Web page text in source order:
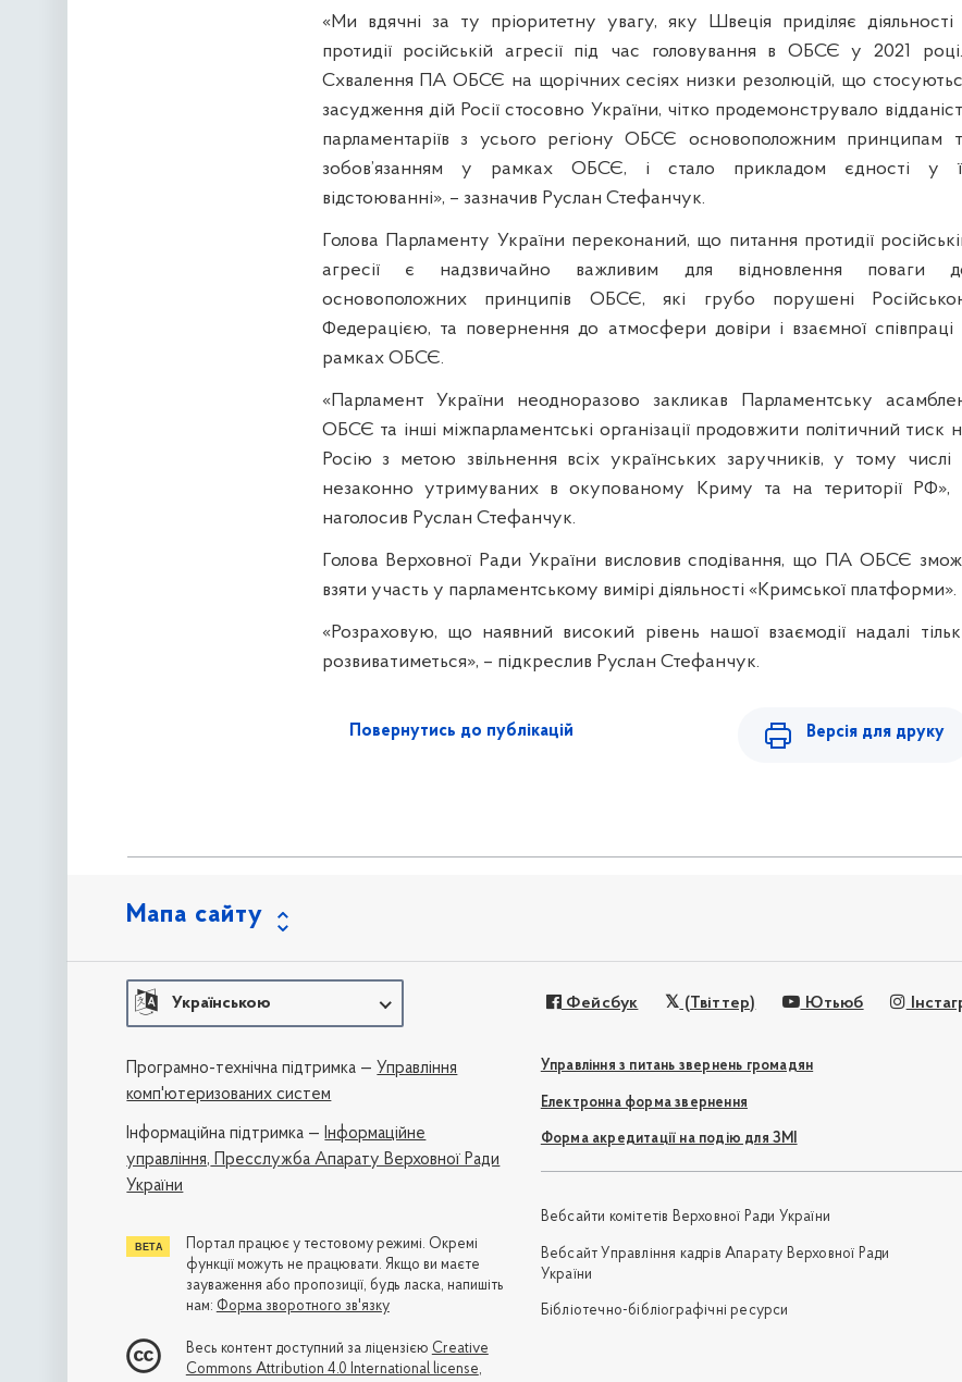
«Ми вдячні за ту пріоритетну увагу, яку Швеція приділяє діяльності
протидії російській агресії під час головування в ОБСЄ у 2021
Схвалення ПА ОБСЄ на щорічних сесіях низки резолюцій, що
засудження дій Росії стосовно України, чітко продемонструвало
парламентаріїв з усього регіону ОБСЄ основоположним принципам
зобов’язанням у рамках ОБСЄ, і стало прикладом єдності у
відстоюванні», – зазначив Руслан Стефанчук.
Голова Парламенту України переконаний, що питання протидії
агресії є надзвичайно важливим для відновлення поваги
основоположних принципів ОБСЄ, які грубо порушені
Федерацією, та повернення до атмосфери довіри і взаємної співпраці
рамках ОБСЄ.
«Парламент України неодноразово закликав Парламентську
ОБСЄ та інші міжпарламентські організації продовжити політичний тиск
Росію з метою звільнення всіх українських заручників, у тому числі
незаконно утримуваних в окупованому Криму та на території РФ»,
наголосив Руслан Стефанчук.
Голова Верховної Ради України висловив сподівання, що ПА ОБСЄ
взяти участь у парламентському вимірі діяльності «Кримської платформи».
«Розраховую, що наявний високий рівень нашої взаємодії надалі
розвиватиметься», – підкреслив Руслан Стефанчук.
Повернутись до публікацій Версія для друку
Мапа сайту
Українською Фейсбук (Твіттер) Ютьюб
Управління з питань звернень громадян
Електронна форма звернення
Форма акредитації на подію для ЗМІ
Вебсайти комітетів Верховної Ради України
Вебсайт Управління кадрів Апарату Верховної Ради
України
Бібліотечно-бібліографічні ресурси
Програмно-технічна підтримка — Управління
комп'ютеризованих систем
Iнформаційна підтримка —Інформаційне
управління, Пресслужба Апарату Верховної Ради
України
Портал працює у тестовому режимі. Окремі
функції можуть не працювати. Якщо ви маєте
зауваження або пропозиції, будь ласка, напишіть
нам: Форма зворотного зв'язку
Весь контент доступний за ліцензією Creative
Commons Attribution 4.0 International license,